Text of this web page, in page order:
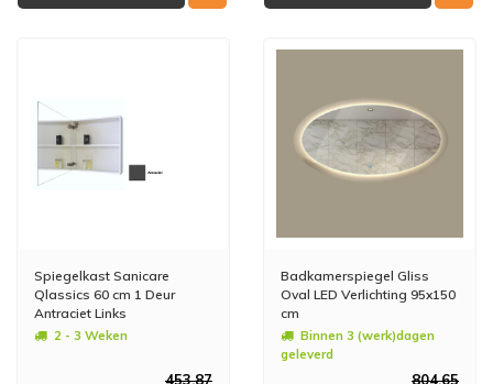
Spiegelkast Sanicare
Qlassics 60 cm 1 Deur
Antraciet Links
2 - 3 Weken
453,87
Badkamerspiegel Gliss
Oval LED Verlichting 95x150
cm
Binnen 3 (werk)dagen
geleverd
804,65